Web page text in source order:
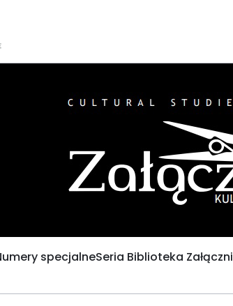
specjalneSeria Biblioteka